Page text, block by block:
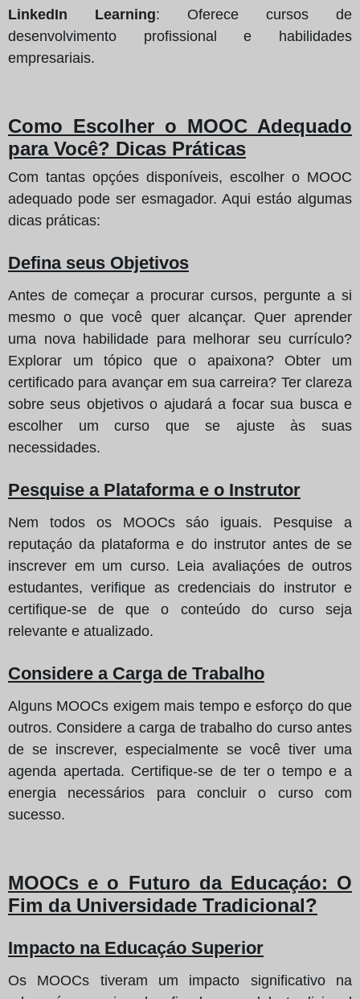
LinkedIn Learning: Oferece cursos de
desenvolvimento profissional e habilidades
empresariais.
Como Escolher o MOOC Adequado
para Você? Dicas Práticas
Com tantas opçóes disponíveis, escolher o MOOC
adequado pode ser esmagador. Aqui estáo algumas
dicas práticas:
Defina seus Objetivos
Antes de começar a procurar cursos, pergunte a si
mesmo o que você quer alcançar. Quer aprender
uma nova habilidade para melhorar seu currículo?
Explorar um tópico que o apaixona? Obter um
certificado para avançar em sua carreira? Ter clareza
sobre seus objetivos o ajudará a focar sua busca e
escolher um curso que se ajuste às suas
necessidades.
Pesquise a Plataforma e o Instrutor
Nem todos os MOOCs sáo iguais. Pesquise a
reputaçáo da plataforma e do instrutor antes de se
inscrever em um curso. Leia avaliaçóes de outros
estudantes, verifique as credenciais do instrutor e
certifique-se de que o conteúdo do curso seja
relevante e atualizado.
Considere a Carga de Trabalho
Alguns MOOCs exigem mais tempo e esforço do que
outros. Considere a carga de trabalho do curso antes
de se inscrever, especialmente se você tiver uma
agenda apertada. Certifique-se de ter o tempo e a
energia necessários para concluir o curso com
sucesso.
MOOCs e o Futuro da Educaçáo: O
Fim da Universidade Tradicional?
Impacto na Educaçáo Superior
Os MOOCs tiveram um impacto significativo na